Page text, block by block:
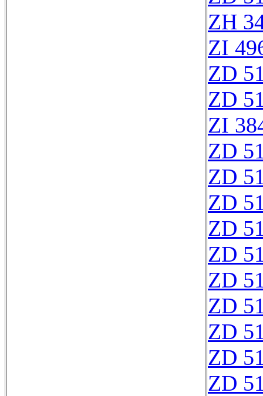
ZH
ZI
ZD
ZD
ZI
ZD
ZD
ZD
ZD
ZD
ZD
ZD
ZD
ZD
ZD